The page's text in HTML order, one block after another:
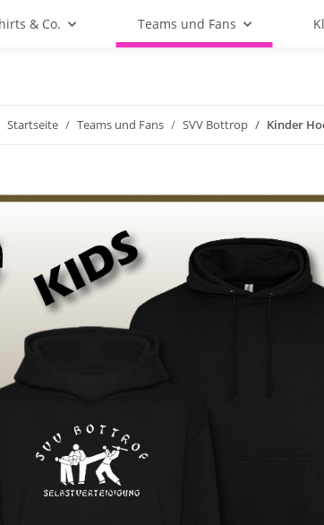
& Co. Teams und Fans
Startseite Teams und Fans SVV Bottrop Kinder